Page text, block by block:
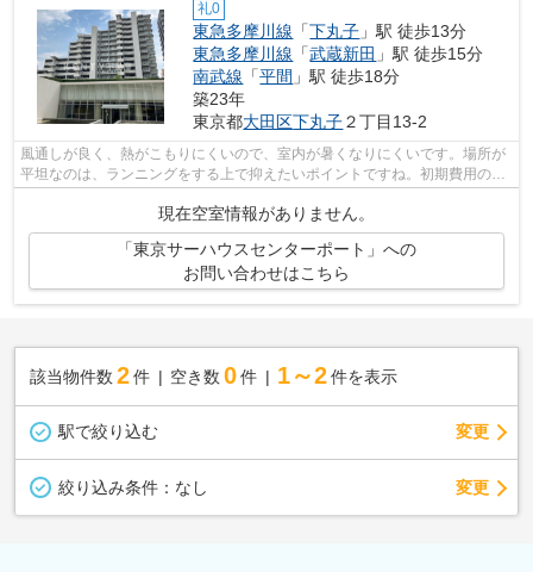
礼0
東急多摩川線 「下丸子 」駅 徒歩13分
東急多摩川線 「武蔵新田 」駅 徒歩15分
南武線 「平間 」駅 徒歩18分
築23年
東京都大田区下丸子２丁目13-2
風通しが良く、熱がこもりにくいので、室内が暑くなりにくいです。場所が
平坦なのは、ランニングをする上で抑えたいポイントですね。初期費用のカ
現在空室情報がありません。
「東京サーハウスセンターポート」への
お問い合わせはこちら
該当物件数 2件 空き数 0 件 1～2 件を表示
駅で絞り込む 変更
絞り込み条件： なし 変更